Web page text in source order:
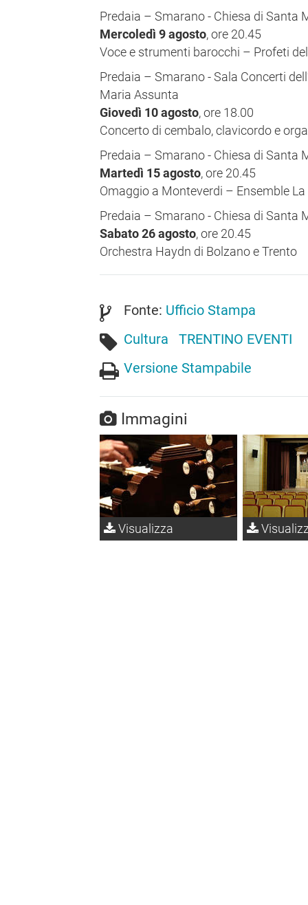
Predaia – Smarano - Chiesa di Santa
Mercoledì 9 agosto, ore 20.45
Voce e strumenti barocchi – Profeti
Predaia – Smarano - Sala Concerti
Maria Assunta
Giovedì 10 agosto, ore 18.00
Concerto di cembalo, clavicordo e
Predaia – Smarano - Chiesa di Santa
Martedì 15 agosto, ore 20.45
Omaggio a Monteverdi – Ensemble
Predaia – Smarano - Chiesa di Santa
Sabato 26 agosto, ore 20.45
Orchestra Haydn di Bolzano e Trento
Fonte: Ufficio Stampa
Cultura
TRENTINO EVENTI
Versione Stampabile
Immagini
Visualizza